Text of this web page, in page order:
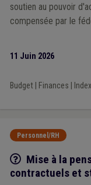
soutien au pouvoir
compensée par le
11 Juin 2026
Budget| Finances
Personnel/RH
Q/R
Mise à la
contractuels et